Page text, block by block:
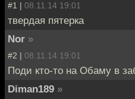
#1 | 08.11.14 19:01
твердая пятерка
Nor »
#2 | 08.11.14 19:01
Поди кто-то на Обаму в
Diman189 »